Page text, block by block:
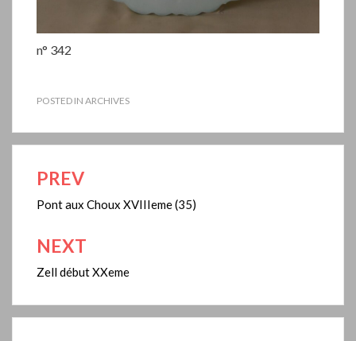
n° 342
POSTED IN ARCHIVES
Navigation
de
l’article
PREV
Pont aux Choux XVIIIeme (35)
NEXT
Zell début XXeme